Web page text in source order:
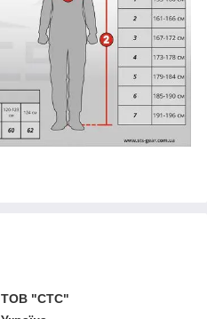
ТОВ "СТС"